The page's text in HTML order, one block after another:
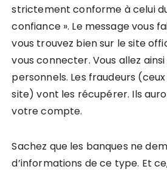
strictement conforme à celui
confiance ». Le message vous
vous trouvez bien sur le site
vous connecter. Vous allez
personnels. Les fraudeurs
site) vont les récupérer. Ils
votre compte.
Sachez que les banques ne
d’informations de ce type. Et